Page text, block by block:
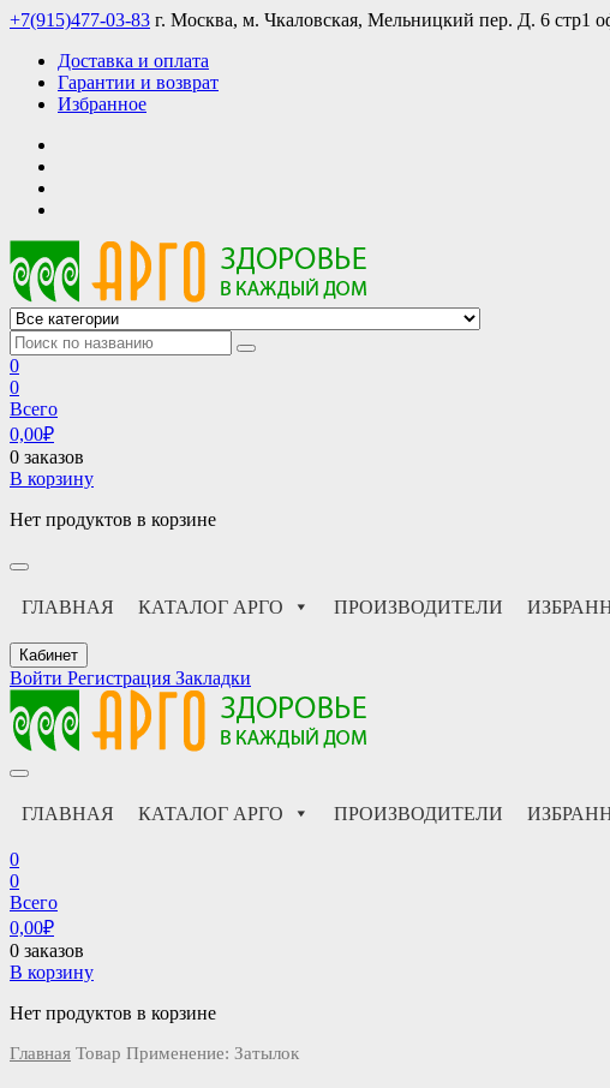
Skip
content
+7(915)477-03-83 г. Москва, м. Чкаловская, Мельницкий пер. Д. 6 стр1
Доставка и оплата
Гарантии и возврат
Избранное
АРГО интернет магазин, доставка в Москве и по всей России
АРГО каталог каталог продукции, официальные цены
0
0
Всего
0,00₽
0 заказов
В корзину
Нет продуктов в корзине
ГЛАВНАЯ КАТАЛОГ АРГО ПРОИЗВОДИТЕЛИ
Кабинет
Войти Регистрация Закладки
ГЛАВНАЯ
КАТАЛОГ АРГО ПРОИЗВОДИТЕЛИ
0
0
Всего
0,00₽
0 заказов
В корзину
Нет продуктов в корзине
Главная Товар Применение: Затылок